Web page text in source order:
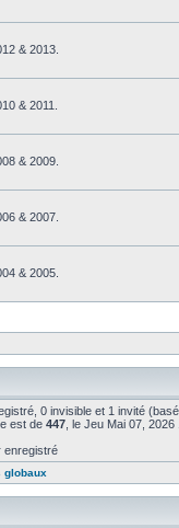
& 2013.
& 2011.
& 2009.
& 2007.
& 2005.
0 invisible et 1 invité
est de 447 , le Jeu Mai 07, 2026
enregistré
globaux